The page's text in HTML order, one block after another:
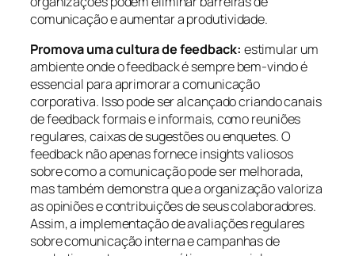
comunicação e aumentar a produtividade.
Promova uma cultura de feedback: estimular um
ambiente onde o feedback é sempre bem-vindo é
essencial para aprimorar a comunicação
corporativa. Isso pode ser alcançado criando canais
de feedback formais e informais, como reuniões
regulares, caixas de sugestões ou enquetes. O
feedback não apenas fornece insights valiosos
sobre como a comunicação pode ser melhorada,
mas também demonstra que a organização valoriza
as opiniões e contribuições de seus colaboradores.
Assim, a implementação de avaliações regulares
sobre comunicação interna e campanhas de